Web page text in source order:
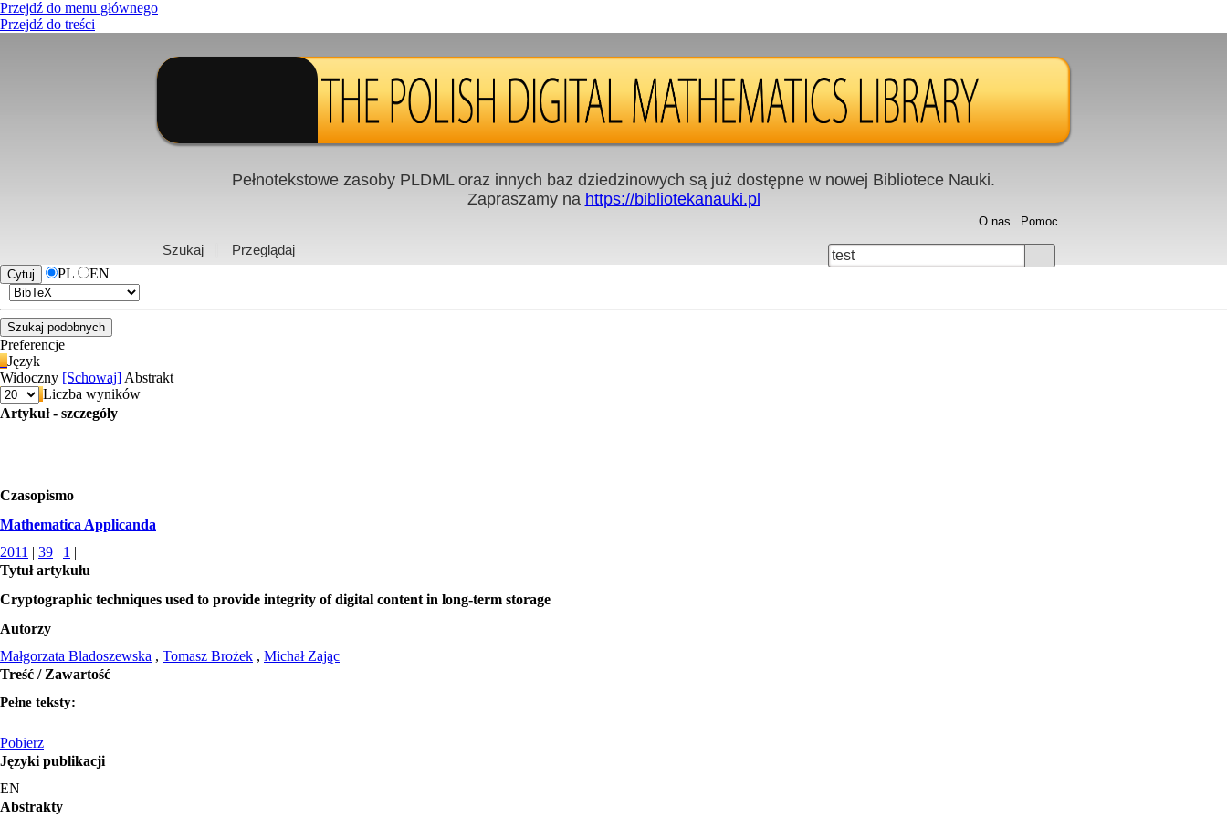
Przejdź do menu głównego
Przejdź do treści
Pełnotekstowe zasoby PLDML oraz innych baz dziedzinowych są już dostępne w nowej Bibliotece Nauki.
Zapraszamy na https://bibliotekanauki.pl
Szukaj Przeglądaj
Pomoc
O nas
test
PL
EN
Preferencje
Język
Widoczny [Schowaj] Abstrakt
Liczba wyników
Artykuł - szczegóły
Czasopismo
Mathematica Applicanda
2011 | 39 | 1 |
Tytuł artykułu
Cryptographic techniques used to provide integrity of digital content in long-term storage
Autorzy
Małgorzata Bladoszewska , Tomasz Brożek , Michał Zając
Treść / Zawartość
Pełne teksty:
Pobierz
Języki publikacji
EN
Abstrakty